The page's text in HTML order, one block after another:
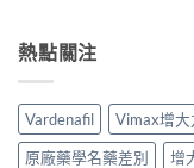
熱點關注
Vardenafil Vimax增大
原廠藥學名藥差別
增